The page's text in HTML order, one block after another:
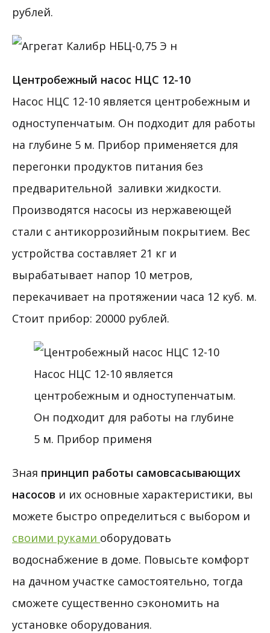
рублей.
Центробежный насос НЦС 12-10
Насос НЦС 12-10 является центробежным и
одноступенчатым. Он подходит для работы
на глубине 5 м. Прибор применяется для
перегонки продуктов питания без
предварительной заливки жидкости.
Производятся насосы из нержавеющей
стали с антикоррозийным покрытием. Вес
устройства составляет 21 кг и
вырабатывает напор 10 метров,
перекачивает на протяжении часа 12 куб. м.
Стоит прибор: 20000 рублей.
Зная принцип работы самовсасывающих
насосов и их основные характеристики, вы
можете быстро определиться с выбором и
своими руками оборудовать
водоснабжение в доме. Повысьте комфорт
на дачном участке самостоятельно, тогда
сможете существенно сэкономить на
установке оборудования.